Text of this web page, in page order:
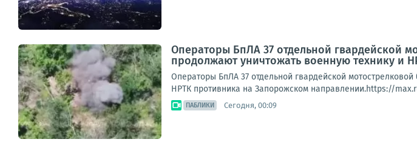
Операторы БпЛА 37 отдельной гвардейской
продолжают уничтожать военную технику и
Операторы БпЛА 37 отдельной гвардейской
НРТК противника на Запорожском направлении.https://
ПАБЛИКИ Сегодня, 00:09